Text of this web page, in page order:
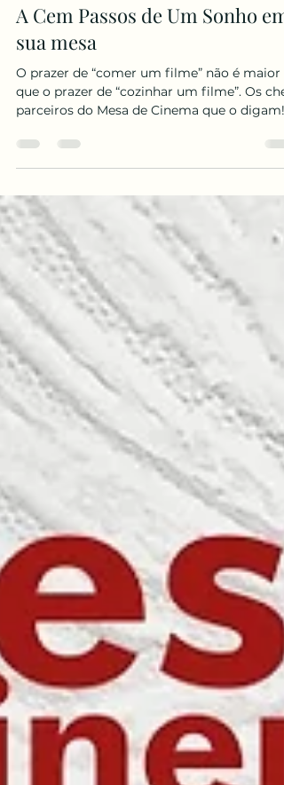
31 de mar. de 2021
2 min de leitura
A Cem Passos de Um Sonho em
sua mesa
O prazer de “comer um filme” não é maior
parceiros do Mesa de Cinema que o digam!
Dia 24...